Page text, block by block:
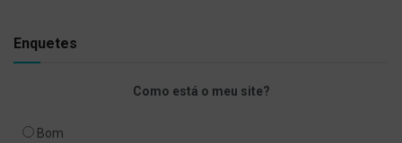
Enquetes
Como está o meu site?
Bom